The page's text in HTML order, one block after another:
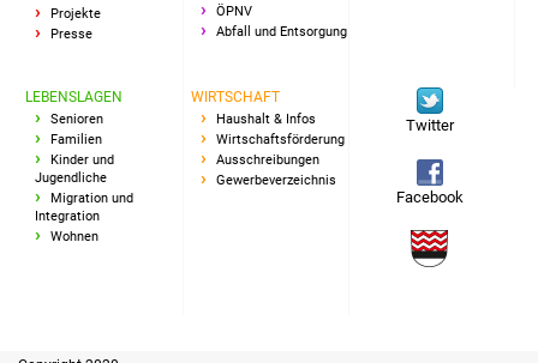
Beschränkte
Ausschreibung
Freihändige Vergabe
Projekte
Presse
ÖPNV
Abfall und Entsorgung
LEBENSLAGEN
Senioren
Familien
Kinder und
Jugendliche
Migration und
Integration
Wohnen
WIRTSCHAFT
Haushalt & Infos
Wirtschaftsförderung
Ausschreibungen
Gewerbeverzeichnis
Twitter
Facebook